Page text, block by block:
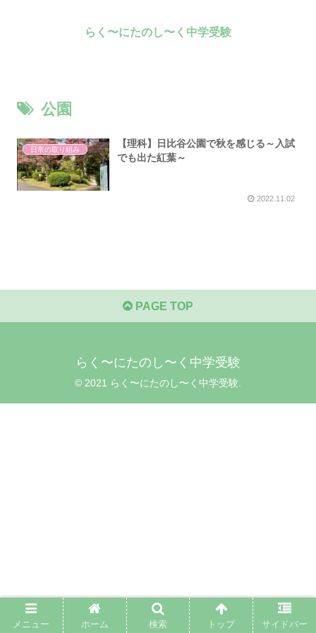
らく〜にたのし〜く中学受験
公園
日常の取り組み
【理科】日比谷公園で秋を感じる～入試
でも出た紅葉～
2022.11.02
PAGE TOP
らく〜にたのし〜く中学受験
© 2021 らく〜にたのし〜く中学受験.
メニュー ホーム 検索 トップ サイドバー